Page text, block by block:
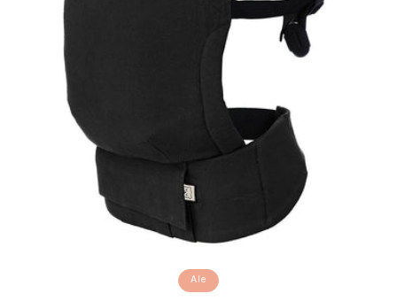
Ale